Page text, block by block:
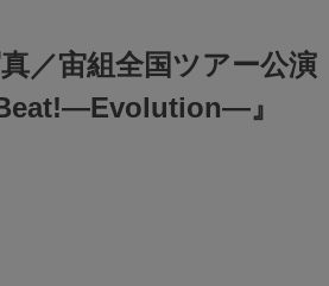
／宙組全国ツアー公演
』